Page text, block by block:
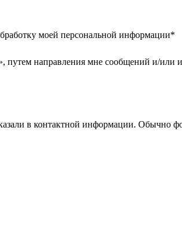
моей персональной информации*
направления мне сообщений и/
в контактной информации. Обычно